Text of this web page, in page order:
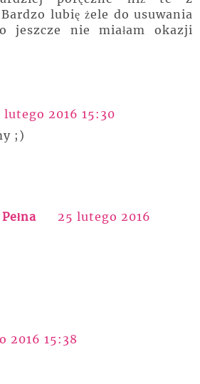
lubię żele do usuwania
jeszcze nie miałam okazji
lutego 2016 15:30
;)
25 lutego 2016
2016 15:38